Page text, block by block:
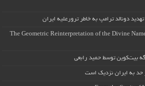
دونالد ترامپ به خاطر ترورعلیه ایران
The Geometric Reinterpretation of the Divine
بیت‌کوین توسط حمید رابعی
حد به ایران نزدیک است